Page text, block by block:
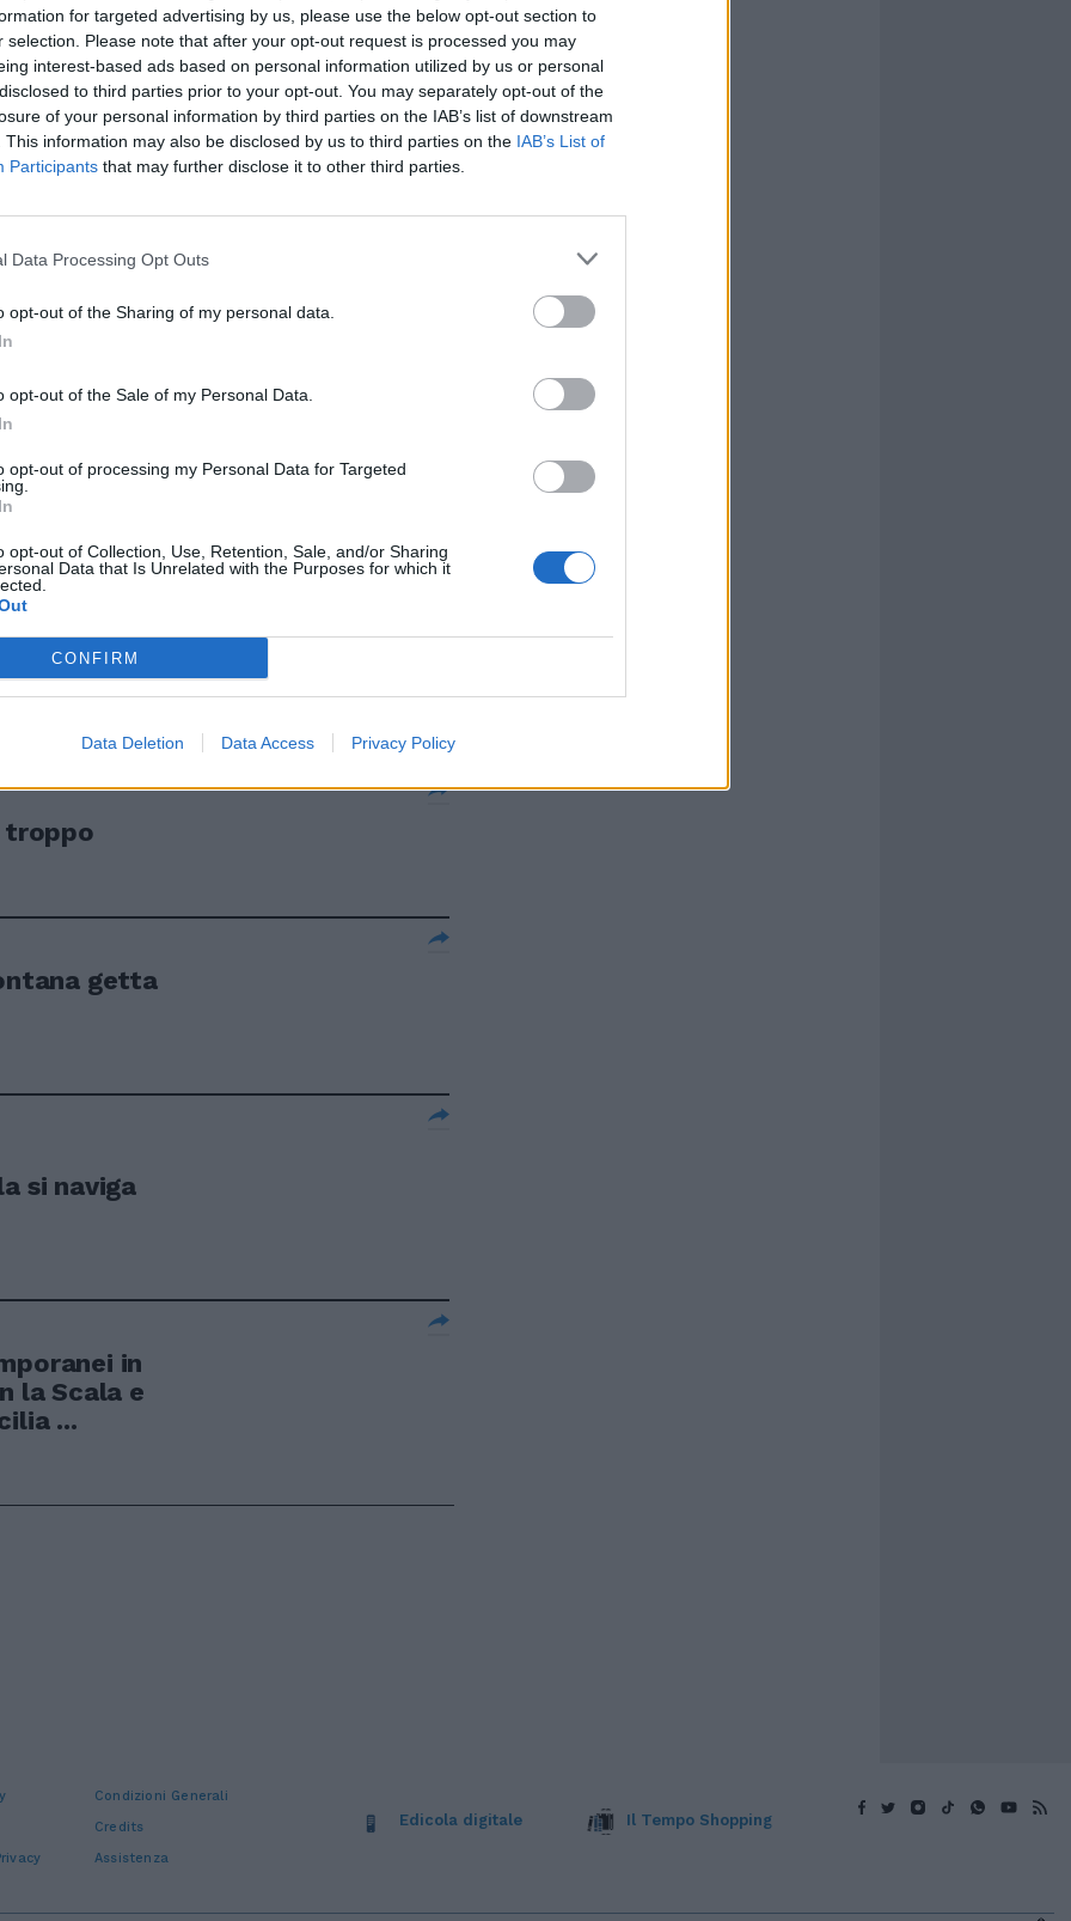
for targeted advertising by us, please use the below opt-out section to
selection. Please note that after your opt-out request is processed you may
interest-based ads based on personal information utilized by us or personal
to third parties prior to your opt-out. You may separately opt-out of the
of your personal information by third parties on the IAB’s list of downstream
This information may also be disclosed by us to third parties on the IAB’s List of
Participants that may further disclose it to other third parties.
Data Processing Opt Outs
opt-out of the Sharing of my personal data.
opt-out of the Sale of my Personal Data.
opt-out of processing my Personal Data for Targeted
opt-out of Collection, Use, Retention, Sale, and/or Sharing
Data that Is Unrelated with the Purposes for which it
CONFIRM
Data Deletion Data Access Privacy Policy
alla
resta
alla Scala.
Tosca
troppo
getta
si naviga
in
la Scala e
...
Condizioni Generali
Credits
Assistenza
Edicola digitale Il Tempo Shopping